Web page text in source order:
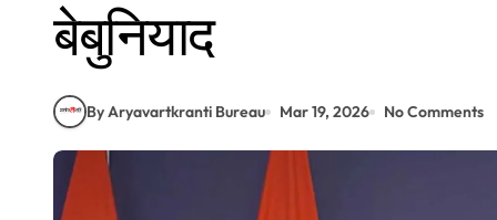
बेबुनियाद
By Aryavartkranti Bureau Mar 19, 2026 No Comments